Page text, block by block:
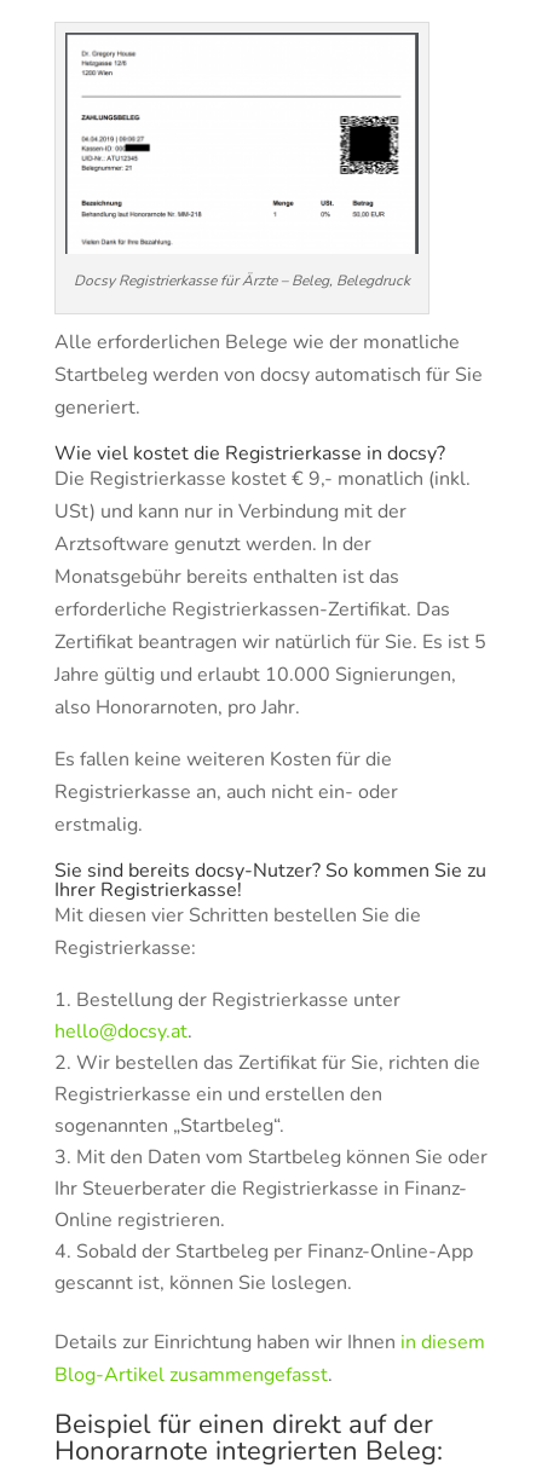
Docsy Registrierkasse für Ärzte – Beleg, Belegdruck
Alle erforderlichen Belege wie der monatliche
Startbeleg werden von docsy automatisch für Sie
generiert.
Wie viel kostet die Registrierkasse in docsy?
Die Registrierkasse kostet € 9,- monatlich (inkl.
USt) und kann nur in Verbindung mit der
Arztsoftware genutzt werden. In der
Monatsgebühr bereits enthalten ist das
erforderliche Registrierkassen-Zertifikat. Das
Zertifikat beantragen wir natürlich für Sie. Es ist 5
Jahre gültig und erlaubt 10.000 Signierungen,
also Honorarnoten, pro Jahr.
Es fallen keine weiteren Kosten für die
Registrierkasse an, auch nicht ein- oder
erstmalig.
Sie sind bereits docsy-Nutzer? So kommen Sie zu
Ihrer Registrierkasse!
Mit diesen vier Schritten bestellen Sie die
Registrierkasse:
Bestellung der Registrierkasse unter
hello@docsy.at.
Wir bestellen das Zertifikat für Sie, richten die
Registrierkasse ein und erstellen den
sogenannten „Startbeleg“.
Mit den Daten vom Startbeleg können Sie oder
Ihr Steuerberater die Registrierkasse in Finanz-
Online registrieren.
Sobald der Startbeleg per Finanz-Online-App
gescannt ist, können Sie loslegen.
Details zur Einrichtung haben wir Ihnen in diesem
Blog-Artikel zusammengefasst.
Beispiel für einen direkt auf der
Honorarnote integrierten Beleg: